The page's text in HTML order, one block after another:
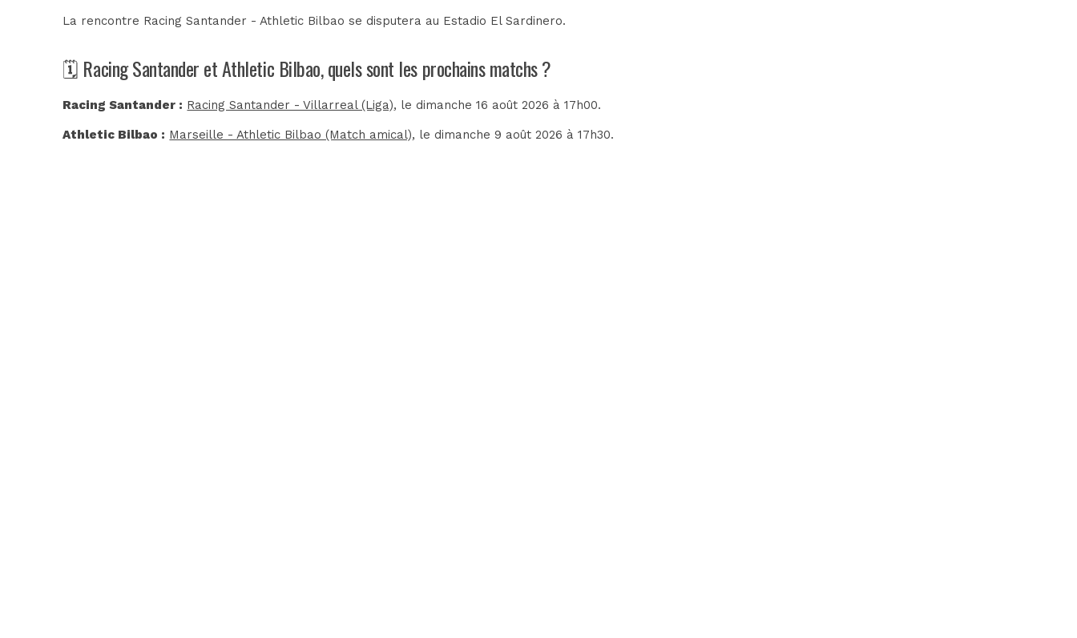
La rencontre Racing Santander - Athletic Bilbao se disputera au Estadio El Sardinero.
🗓️ Racing Santander et Athletic Bilbao, quels sont les prochains matchs ?
Racing Santander : Racing Santander - Villarreal (Liga), le dimanche 16 août 2026 à 17h00.
Athletic Bilbao : Marseille - Athletic Bilbao (Match amical), le dimanche 9 août 2026 à 17h30.